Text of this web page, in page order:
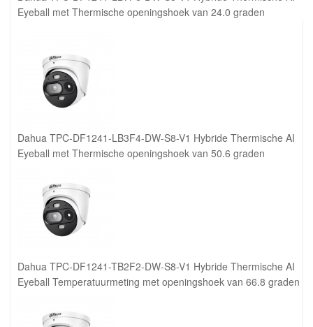
Eyeball met Thermische openingshoek van 24.0 graden
Dahua TPC-DF1241-LB3F4-DW-S8-V1 Hybride Thermische AI
Eyeball met Thermische openingshoek van 50.6 graden
Dahua TPC-DF1241-TB2F2-DW-S8-V1 Hybride Thermische AI
Eyeball Temperatuurmeting met openingshoek van 66.8 graden